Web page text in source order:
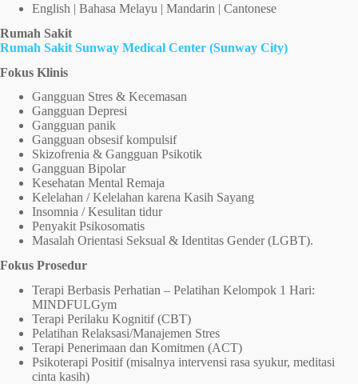
English | Bahasa Melayu | Mandarin | Cantonese
Rumah Sakit
Rumah Sakit Sunway Medical Center (Sunway City)
Fokus Klinis
Gangguan Stres & Kecemasan
Gangguan Depresi
Gangguan panik
Gangguan obsesif kompulsif
Skizofrenia & Gangguan Psikotik
Gangguan Bipolar
Kesehatan Mental Remaja
Kelelahan / Kelelahan karena Kasih Sayang
Insomnia / Kesulitan tidur
Penyakit Psikosomatis
Masalah Orientasi Seksual & Identitas Gender (LGBT).
Fokus Prosedur
Terapi Berbasis Perhatian – Pelatihan Kelompok 1 Hari:
MINDFULGym
Terapi Perilaku Kognitif (CBT)
Pelatihan Relaksasi/Manajemen Stres
Terapi Penerimaan dan Komitmen (ACT)
Psikoterapi Positif (misalnya intervensi rasa syukur, meditasi
cinta kasih)